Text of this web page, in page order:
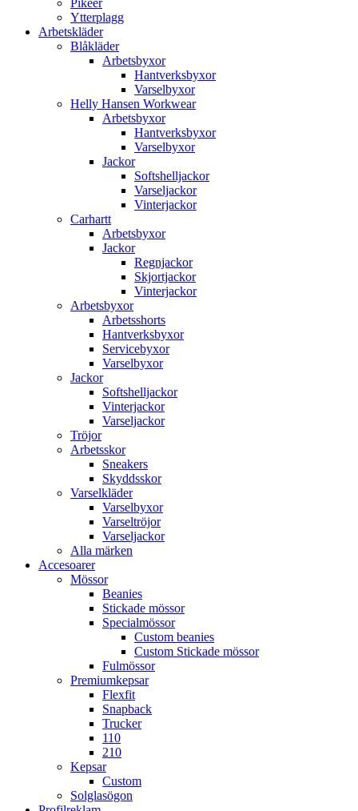
Pikéer
Ytterplagg
Arbetskläder
Blåkläder
Arbetsbyxor
Hantverksbyxor
Varselbyxor
Helly Hansen Workwear
Arbetsbyxor
Hantverksbyxor
Varselbyxor
Jackor
Softshelljackor
Varseljackor
Vinterjackor
Carhartt
Arbetsbyxor
Jackor
Regnjackor
Skjortjackor
Vinterjackor
Arbetsbyxor
Arbetsshorts
Hantverksbyxor
Servicebyxor
Varselbyxor
Jackor
Softshelljackor
Vinterjackor
Varseljackor
Tröjor
Arbetsskor
Sneakers
Skyddsskor
Varselkläder
Varselbyxor
Varseltröjor
Varseljackor
Alla märken
Accesoarer
Mössor
Beanies
Stickade mössor
Specialmössor
Custom beanies
Custom Stickade mössor
Fulmössor
Premiumkepsar
Flexfit
Snapback
Trucker
110
210
Kepsar
Custom
Solglasögon